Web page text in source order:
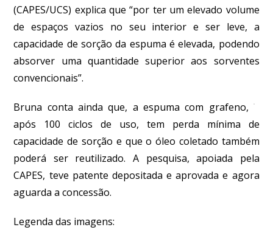
(CAPES/UCS) explica que “por ter um elevado volume
de espaços vazios no seu interior e ser leve, a
capacidade de sorção da espuma é elevada, podendo
absorver uma quantidade superior aos sorventes
convencionais”.
Bruna conta ainda que, a espuma com grafeno,
após 100 ciclos de uso, tem perda mínima de
capacidade de sorção e que o óleo coletado também
poderá ser reutilizado. A pesquisa, apoiada pela
CAPES, teve patente depositada e aprovada e agora
aguarda a concessão.
Legenda das imagens: